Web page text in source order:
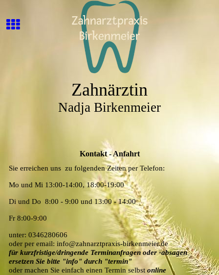
Zahnärztin
Nadja Birkenmeier
Kontakt - Anfahrt
Sie erreichen uns zu folgenden Zeiten per Telefon:
Mo und Mi 13:00-14:00, 18:00-19:00
Di und Do 8:00 - 9:00 und 13:00 - 14:00
Fr 8:00-9:00
unter: 0346280606
oder per email: info@zahnarztpraxis-birkenmeier.de
für kurzfristige/dringende Terminanfragen oder -absagen
ersetzen Sie bitte "info" durch "termin"
oder machen Sie einfach einen Termin selbst online